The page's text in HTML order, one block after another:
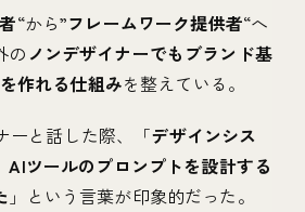
“から”フレームワーク提供者“へ
の ノンデザイナーでもブランド基
作れる仕組みを整えている。
ーと話した際、「デザインシス
AIツールのプロンプトを設計する
」という言葉が印象的だった。